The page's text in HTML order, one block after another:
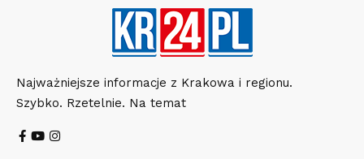
Najważniejsze informacje z Krakowa i regionu.
Szybko. Rzetelnie. Na temat